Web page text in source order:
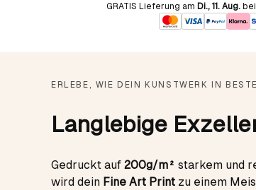
GRATIS Lieferung am Di., 11. Aug.bei
ERLEBE, WIE DEIN KUNSTWERK IN
Langlebige
Gedruckt auf 200g/m² starkem und
wird dein Fine Art Printzu einem